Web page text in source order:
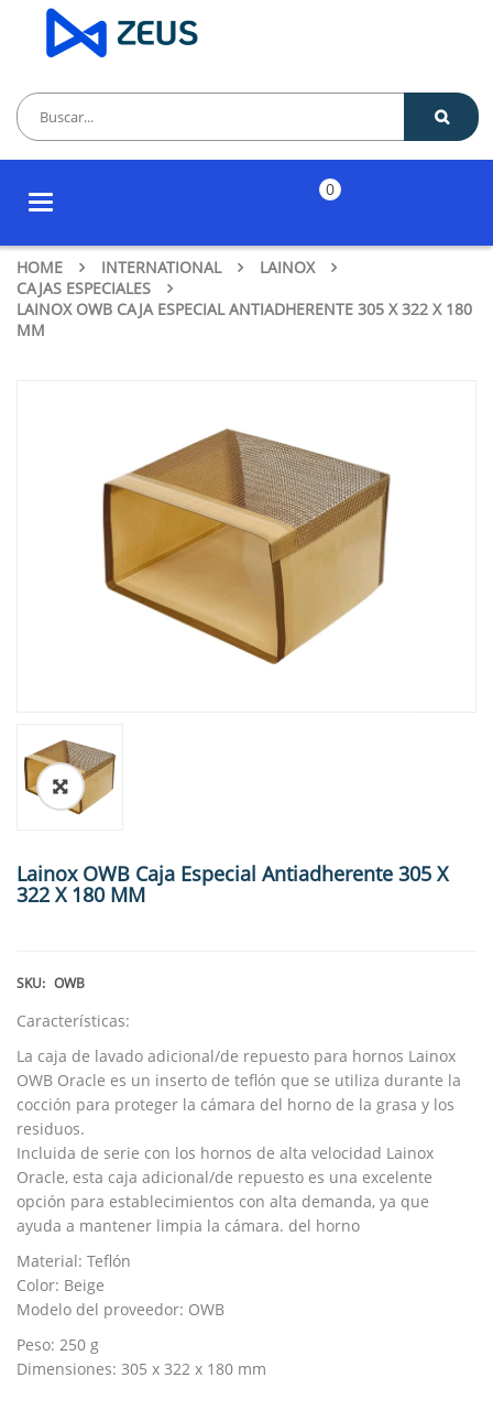
Toggle
0
HOME INTERNATIONAL
LAINOX
CAJAS ESPECIALES
LAINOX OWB CAJA ESPECIAL ANTIADHERENTE 305 X 322 X 180
MM
🔍
Lainox OWB Caja Especial Antiadherente 305 X
322 X 180 MM
SKU: OWB
Características:
La caja de lavado adicional/de repuesto para hornos Lainox
OWB Oracle es un inserto de teflón que se utiliza durante la
cocción para proteger la cámara del horno de la grasa y los
residuos.
Incluida de serie con los hornos de alta velocidad Lainox
Oracle, esta caja adicional/de repuesto es una excelente
opción para establecimientos con alta demanda, ya que
ayuda a mantener limpia la cámara. del horno
Material: Teflón
Color: Beige
Modelo del proveedor: OWB
Peso: 250 g
Dimensiones: 305 x 322 x 180 mm